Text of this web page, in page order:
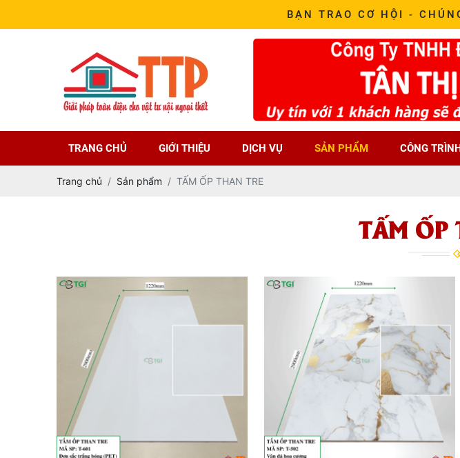
BẠN TRAO CƠ HỘI -
TRANG CHỦ GIỚI THIỆU DỊCH VỤ SẢN PHẨM CÔNG
Trang chủ Sản phẩm TẤM ỐP THAN TRE
TẤM ỐP